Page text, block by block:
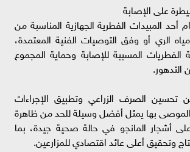
على الإصابة
المبيدات الفطرية الجهازية المناسبة من
الري أو وفق التوصيات الفنية المعتمدة،
المسببة للإصابة وحماية المجموع
تحسين الصرف الزراعي وتطبيق الإجراءات
الموصى بها يمثل أفضل وسيلة للحد من ظاهرة
أشجار المانجو في حالة صحية جيدة، بما
وتحقيق أعلى عائد اقتصادي للمزارعين.